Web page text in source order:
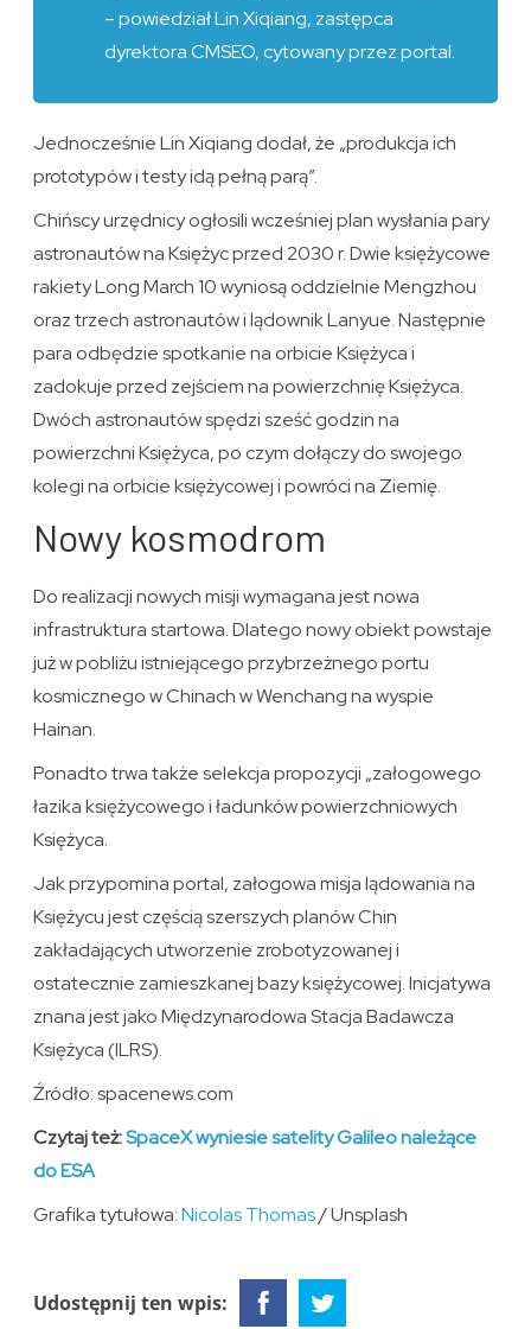
– powiedział Lin Xiqiang, zastępca
dyrektora CMSEO, cytowany przez portal.
Jednocześnie Lin Xiqiang dodał, że „produkcja ich
prototypów i testy idą pełną parą”.
Chińscy urzędnicy ogłosili wcześniej plan wysłania pary
astronautów na Księżyc przed 2030 r. Dwie księżycowe
rakiety Long March 10 wyniosą oddzielnie Mengzhou
oraz trzech astronautów i lądownik Lanyue. Następnie
para odbędzie spotkanie na orbicie Księżyca i
zadokuje przed zejściem na powierzchnię Księżyca.
Dwóch astronautów spędzi sześć godzin na
powierzchni Księżyca, po czym dołączy do swojego
kolegi na orbicie księżycowej i powróci na Ziemię.
Nowy kosmodrom
Do realizacji nowych misji wymagana jest nowa
infrastruktura startowa. Dlatego nowy obiekt powstaje
już w pobliżu istniejącego przybrzeżnego portu
kosmicznego w Chinach w Wenchang na wyspie
Hainan.
Ponadto trwa także selekcja propozycji „załogowego
łazika księżycowego i ładunków powierzchniowych
Księżyca.
Jak przypomina portal, załogowa misja lądowania na
Księżycu jest częścią szerszych planów Chin
zakładających utworzenie zrobotyzowanej i
ostatecznie zamieszkanej bazy księżycowej. Inicjatywa
znana jest jako Międzynarodowa Stacja Badawcza
Księżyca (ILRS).
Źródło: spacenews.com
Czytaj też:SpaceX wyniesie satelity Galileo należące
do ESA
Grafika tytułowa:Nicolas Thomas/ Unsplash
Udostępnij ten wpis: